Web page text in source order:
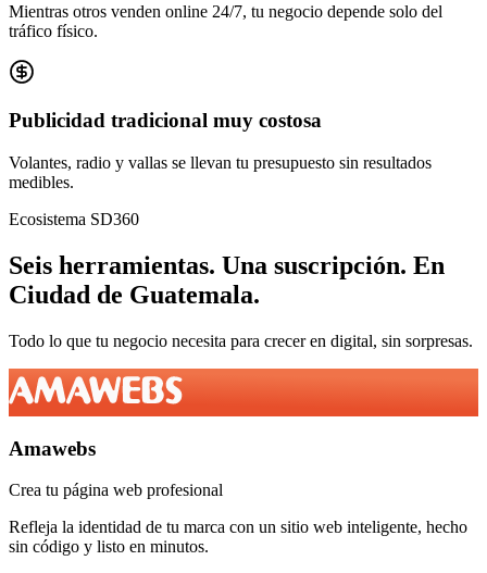
Mientras otros venden online 24/7, tu negocio depende solo del
tráfico físico.
Publicidad tradicional muy costosa
Volantes, radio y vallas se llevan tu presupuesto sin resultados
medibles.
Ecosistema SD360
Seis herramientas. Una suscripción. En
Ciudad de Guatemala.
Todo lo que tu negocio necesita para crecer en digital, sin sorpresas.
Amawebs
Crea tu página web profesional
Refleja la identidad de tu marca con un sitio web inteligente, hecho
sin código y listo en minutos.